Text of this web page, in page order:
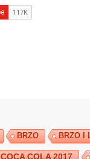
BRZO BRZO I
COCA COLA 2017